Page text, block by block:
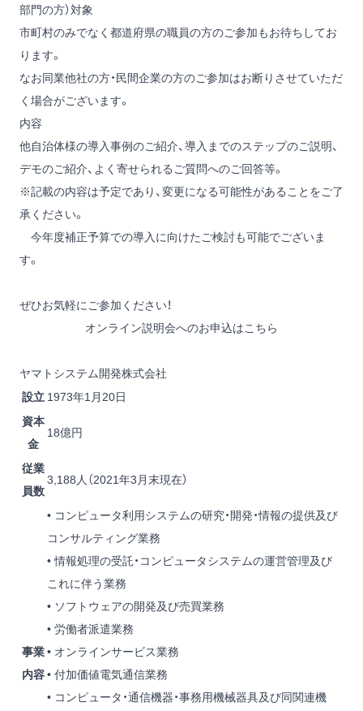
部門の方）対象
市町村のみでなく都道府県の職員の方のご参加もお待ちしてお
ります。
なお同業他社の方・民間企業の方のご参加はお断りさせていただ
く場合がございます。
内容
他自治体様の導入事例のご紹介、導入までのステップのご説明、
デモのご紹介、よく寄せられるご質問へのご回答等。
※記載の内容は予定であり、変更になる可能性があることをご了
承ください。
今年度補正予算での導入に向けたご検討も可能でございま
す。
ぜひお気軽にご参加ください！
オンライン説明会へのお申込はこちら
ヤマトシステム開発株式会社
設立 1973年1月20日
資本
金
18億円
従業
員数
3,188人（2021年3月末現在）
事業
内容
• コンピュータ利用システムの研究・開発・情報の提供及び
コンサルティング業務
• 情報処理の受託・コンピュータシステムの運営管理及び
これに伴う業務
• ソフトウェアの開発及び売買業務
• 労働者派遣業務
• オンラインサービス業務
• 付加価値電気通信業務
• コンピュータ・通信機器・事務用機械器具及び同関連機